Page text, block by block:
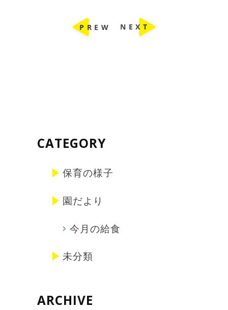
CATEGORY
保育の様子
園だより
今月の給食
未分類
ARCHIVE